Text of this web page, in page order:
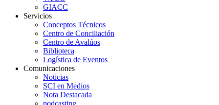
GIACC
Servicios
Conceptos Técnicos
Centro de Conciliación
Centro de Avalúos
Biblioteca
Logística de Eventos
Comunicaciones
Noticias
SCI en Medios
Nota Destacada
podcasting